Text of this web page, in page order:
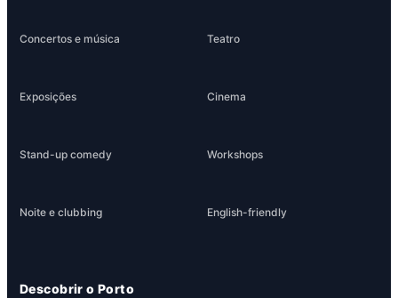
Concertos e música Teatro
Exposições Cinema
Stand-up comedy Workshops
Noite e clubbing English-friendly
Descobrir o Porto